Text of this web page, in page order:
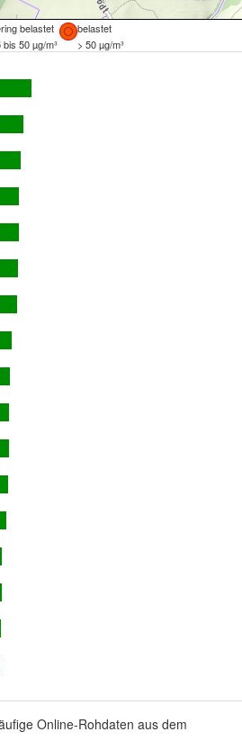
belastet
belastet
bis 50 µg/m³ > 50 µg/m³
Online-Rohdaten aus dem